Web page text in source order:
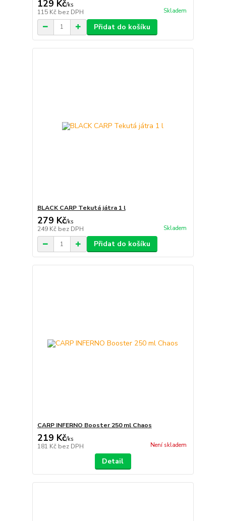
129 Kč/ks
115 Kč bez DPH Skladem
Přidat do košíku
BLACK CARP Tekutá játra 1 l
279 Kč/ks
249 Kč bez DPH Skladem
Přidat do košíku
CARP INFERNO Booster 250 ml Chaos
219 Kč/ks
181 Kč bez DPH Není skladem
Detail